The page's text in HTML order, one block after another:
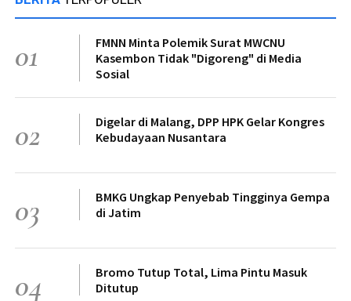
01
FMNN Minta Polemik Surat MWCNU
Kasembon Tidak "Digoreng" di Media
Sosial
02
Digelar di Malang, DPP HPK Gelar Kongres
Kebudayaan Nusantara
03
BMKG Ungkap Penyebab Tingginya Gempa
di Jatim
04
Bromo Tutup Total, Lima Pintu Masuk
Ditutup